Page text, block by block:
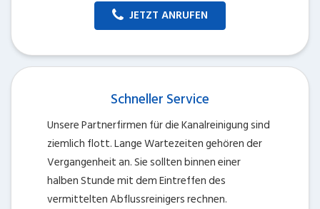
JETZT ANRUFEN
Schneller Service
Unsere Partnerfirmen für die Kanalreinigung sind
ziemlich flott. Lange Wartezeiten gehören der
Vergangenheit an. Sie sollten binnen einer
halben Stunde mit dem Eintreffen des
vermittelten Abflussreinigers rechnen.